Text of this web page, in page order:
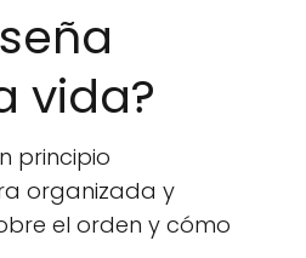
vida?
principio
organizada y
el orden y cómo